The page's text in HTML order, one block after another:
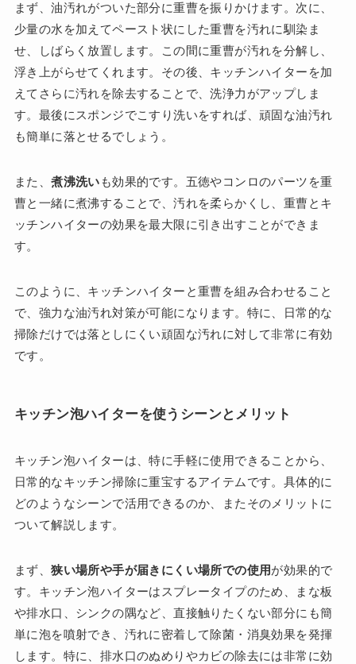
まず、油汚れがついた部分に重曹を振りかけます。次に、
少量の水を加えてペースト状にした重曹を汚れに馴染ま
せ、しばらく放置します。この間に重曹が汚れを分解し、
浮き上がらせてくれます。その後、キッチンハイターを加
えてさらに汚れを除去することで、洗浄力がアップしま
す。最後にスポンジでこすり洗いをすれば、頑固な油汚れ
も簡単に落とせるでしょう。
また、煮沸洗い も効果的です。五徳やコンロのパーツを重
曹と一緒に煮沸することで、汚れを柔らかくし、重曹とキ
ッチンハイターの効果を最大限に引き出すことができま
す。
このように、キッチンハイターと重曹を組み合わせること
で、強力な油汚れ対策が可能になります。特に、日常的な
掃除だけでは落としにくい頑固な汚れに対して非常に有効
です。
キッチン泡ハイターを使うシーンとメリット
キッチン泡ハイターは、特に手軽に使用できることから、
日常的なキッチン掃除に重宝するアイテムです。具体的に
どのようなシーンで活用できるのか、またそのメリットに
ついて解説します。
まず、狭い場所や手が届きにくい場所での使用が効果的で
す。キッチン泡ハイターはスプレータイプのため、まな板
や排水口、シンクの隅など、直接触りたくない部分にも簡
単に泡を噴射でき、汚れに密着して除菌・消臭効果を発揮
します。特に、排水口のぬめりやカビの除去には非常に効